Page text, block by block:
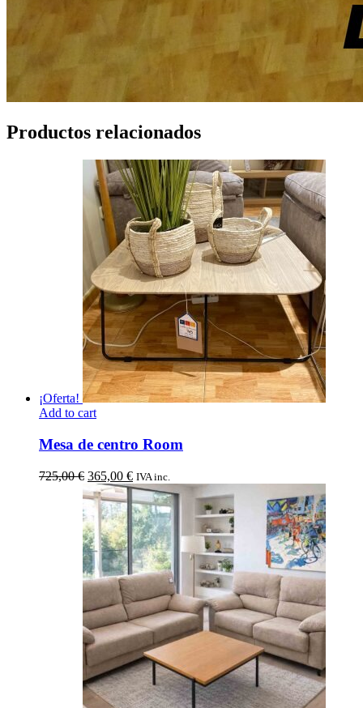
Productos relacionados
¡Oferta!
Add to cart
Mesa de centro Room
725,00€ El
precio
original
era:
725,00 €.
365,00 €El
precio
actual
es:
365,00 €.
IVA inc.